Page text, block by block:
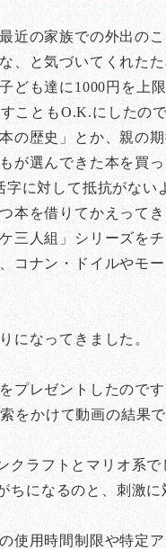
近の家族での外出の
、と気づいてくれたた
も達に1000円を上限
こともO.K.にしたの
の歴史」とか、親の
が選んできた本を買っ
に対して抵抗がない
本を借りてかえってき
人組」シリーズを
コナン・ドイルやモ
になってきました。
レゼントしたので
をかけて動画の結果
クラフトとマリオ系で
ちになるのと、刺激
使用時間制限や特定